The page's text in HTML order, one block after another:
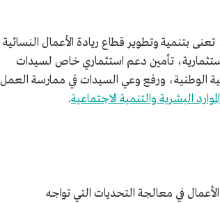
بتنمية وتطوير قطاع ريادة الأعمال النسائية
تأمين دعم استثماري خاص لسيدات
الوطنية، ورفع وعي السيدات في ممارسة العمل
البشرية والتنمية الاجتماعية.
في معالجة التحديات التي تواجه